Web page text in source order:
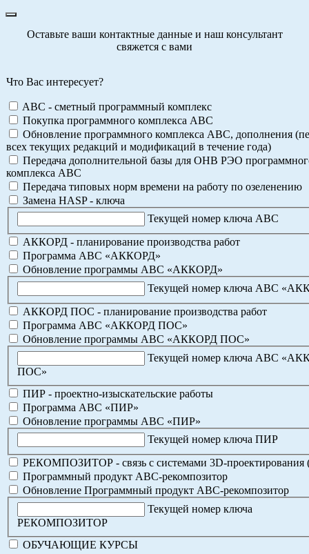
Оставьте ваши контактные данные и наш консультант
свяжется с вами
Что Вас интересует?
ABC - сметный программный комплекс
Покупка программного комплекса АВС
Обновление программного комплекса АВС, дополнения
всех текущих редакций и модификаций в течение года)
Передача дополнительной базы для ОНВ РЭО
комплекса АВС
Передача типовых норм времени на работу по озеленению
Замена HASP - ключа
Текущей номер ключа АВС
АККОРД - планирование производства работ
Программа АВС «АККОРД»
Обновление программы АВС «АККОРД»
Текущей номер ключа АВС
АККОРД ПОС - планирование производства работ
Программа АВС «АККОРД ПОС»
Обновление программы АВС «АККОРД ПОС»
Текущей номер ключа АВС
ПОС»
ПИР - проектно-изыскательские работы
Программа АВС «ПИР»
Обновление программы АВС «ПИР»
Текущей номер ключа ПИР
РЕКОМПОЗИТОР - связь с системами 3D-проектирования
Программный продукт АВС-рекомпозитор
Обновление Программный продукт АВС-рекомпозитор
Текущей номер ключа
РЕКОМПОЗИТОР
ОБУЧАЮЩИЕ КУРСЫ